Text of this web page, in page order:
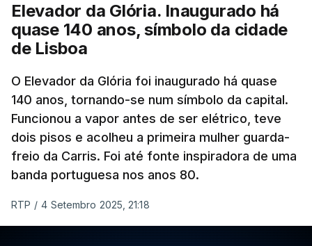
Elevador da Glória. Inaugurado há
quase 140 anos, símbolo da cidade
de Lisboa
O Elevador da Glória foi inaugurado há quase
140 anos, tornando-se num símbolo da capital.
Funcionou a vapor antes de ser elétrico, teve
dois pisos e acolheu a primeira mulher guarda-
freio da Carris. Foi até fonte inspiradora de uma
banda portuguesa nos anos 80.
RTP / 4 Setembro 2025, 21:18